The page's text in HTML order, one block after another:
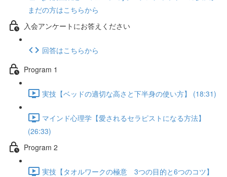
まだの方はこちらから
入会アンケートにお答えください
回答はこちらから
Program 1
実技【ベッドの適切な高さと下半身の使い方】 (18:31)
マインド心理学【愛されるセラピストになる方法】
(26:33)
Program 2
実技【タオルワークの極意 3つの目的と6つのコツ】